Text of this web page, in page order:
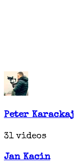
Peter Karackaj
31 videos
Jan Kacin